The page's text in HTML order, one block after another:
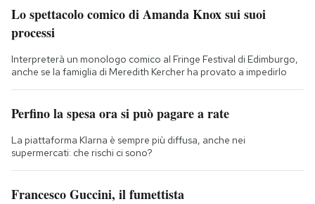
Lo spettacolo comico di Amanda Knox sui suoi
processi
Interpreterà un monologo comico al Fringe Festival di Edimburgo,
anche se la famiglia di Meredith Kercher ha provato a impedirlo
Perfino la spesa ora si può pagare a rate
La piattaforma Klarna è sempre più diffusa, anche nei
supermercati: che rischi ci sono?
Francesco Guccini, il fumettista